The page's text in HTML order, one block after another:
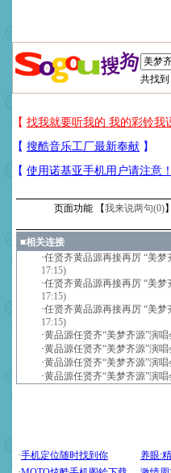
共找到
页面功能 【我来说两句(0)
■相关连接
·任贤齐黄品源再接再厉 “美梦
17:15)
·任贤齐黄品源再接再厉 “美梦
17:15)
·任贤齐黄品源再接再厉 “美梦
17:15)
·黄品源任贤齐“美梦齐源”演唱
·黄品源任贤齐“美梦齐源”演
·黄品源任贤齐“美梦齐源”演
·黄品源任贤齐“美梦齐源”演